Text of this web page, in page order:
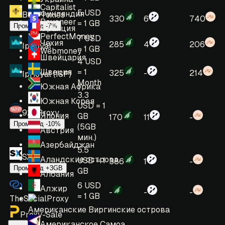
Финляндия
Франция
Чехия
Швейцария
Швеция
Южная Африка
Южная Корея
Япония
Австрия
Азербайджан
Аландские острова
Албания
Алжир
Американские Виргинские острова
Capitalist
Payoneer
PerfectMoney
Webmoney
BeeProxies
Промокод -7%
5 USD
= 1 GB
330 6 740
IpRoyal
7 USD
= 1 GB
285 4 206
IpRoyal (ISP)
4 USD
= 1
Month
325 - 214
922Proxy
Промокод -10%
3.3
USD = 1
GB
(5GB
мин.)
170 11 -
SX
Промокод +3GB
5.5
USD = 1
GB
386 1 -
TheSocialProxy
6 USD
= 1 GB
- - -
Proxy-Sale